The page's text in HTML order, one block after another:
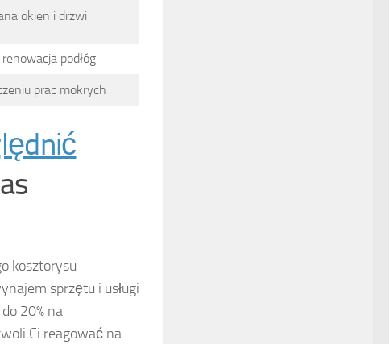
okien i drzwi
podłóg
prac mokrych
kosztorysu
sprzętu i usługi
20% na
Ci reagować na